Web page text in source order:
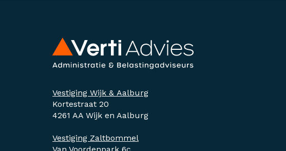
Vestiging Wijk & Aalburg
Kortestraat 20
4261 AA Wijk en Aalburg
Vestiging Zaltbommel